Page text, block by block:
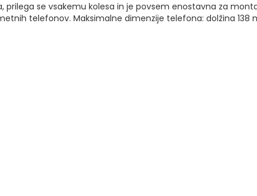
prilega se vsakemu kolesa in je povsem enostavna za
telefonov. Maksimalne dimenzije telefona: dolžina 138